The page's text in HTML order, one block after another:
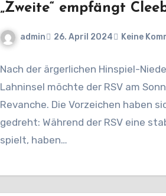
„Zweite“ empfängt
admin 26. April 2024 Keine
Nach der ärgerlichen Hinspiel-
Lahninsel möchte der RSV am
Revanche. Die Vorzeichen haben
gedreht: Während der RSV eine
spielt, haben…